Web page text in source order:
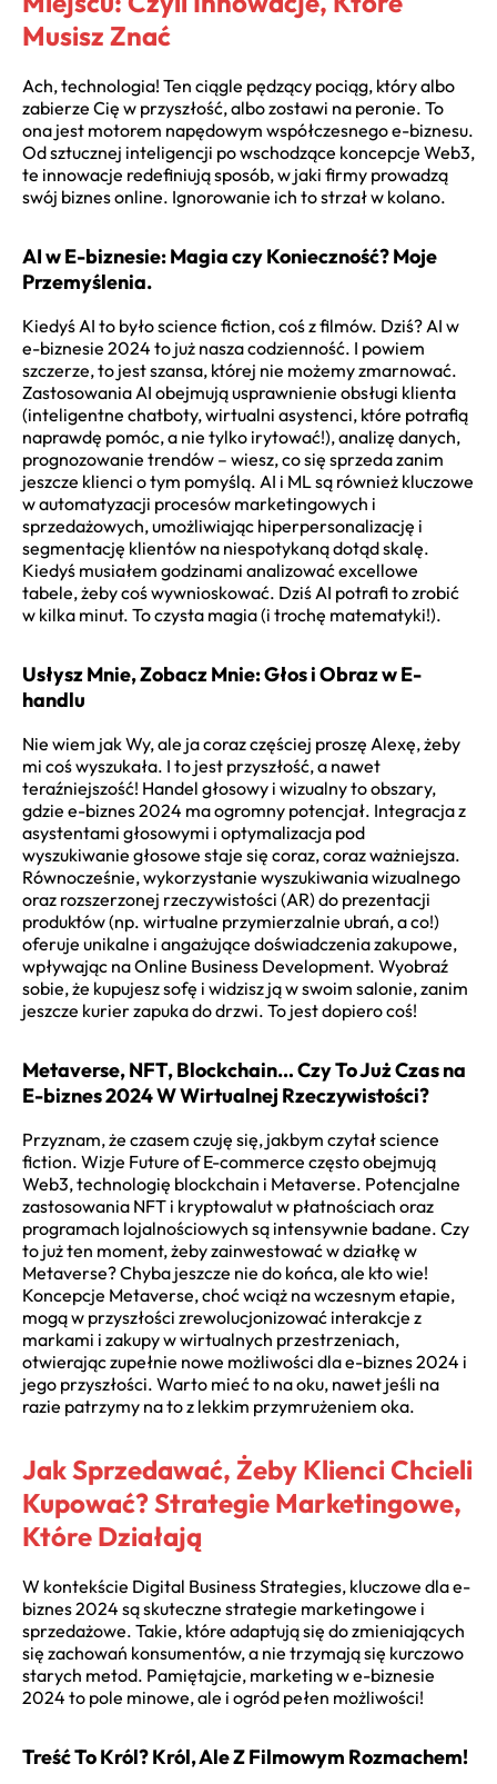
Musisz Znać
Ach, technologia! Ten ciągle pędzący pociąg, który albo
zabierze Cię w przyszłość, albo zostawi na peronie. To
ona jest motorem napędowym współczesnego e-biznesu.
Od sztucznej inteligencji po wschodzące koncepcje Web3,
te innowacje redefiniują sposób, w jaki firmy prowadzą
swój biznes online. Ignorowanie ich to strzał w kolano.
AI w E-biznesie: Magia czy Konieczność? Moje
Przemyślenia.
Kiedyś AI to było science fiction, coś z filmów. Dziś? AI w
e-biznesie 2024 to już nasza codzienność. I powiem
szczerze, to jest szansa, której nie możemy zmarnować.
Zastosowania AI obejmują usprawnienie obsługi klienta
(inteligentne chatboty, wirtualni asystenci, które potrafią
naprawdę pomóc, a nie tylko irytować!), analizę danych,
prognozowanie trendów – wiesz, co się sprzeda zanim
jeszcze klienci o tym pomyślą. AI i ML są również kluczowe
w automatyzacji procesów marketingowych i
sprzedażowych, umożliwiając hiperpersonalizację i
segmentację klientów na niespotykaną dotąd skalę.
Kiedyś musiałem godzinami analizować excellowe
tabele, żeby coś wywnioskować. Dziś AI potrafi to zrobić
w kilka minut. To czysta magia (i trochę matematyki!).
Usłysz Mnie, Zobacz Mnie: Głos i Obraz w E-
handlu
Nie wiem jak Wy, ale ja coraz częściej proszę Alexę, żeby
mi coś wyszukała. I to jest przyszłość, a nawet
teraźniejszość! Handel głosowy i wizualny to obszary,
gdzie e-biznes 2024 ma ogromny potencjał. Integracja z
asystentami głosowymi i optymalizacja pod
wyszukiwanie głosowe staje się coraz, coraz ważniejsza.
Równocześnie, wykorzystanie wyszukiwania wizualnego
oraz rozszerzonej rzeczywistości (AR) do prezentacji
produktów (np. wirtualne przymierzalnie ubrań, a co!)
oferuje unikalne i angażujące doświadczenia zakupowe,
wpływając na Online Business Development. Wyobraź
sobie, że kupujesz sofę i widzisz ją w swoim salonie, zanim
jeszcze kurier zapuka do drzwi. To jest dopiero coś!
Metaverse, NFT, Blockchain… Czy To Już Czas na
E-biznes 2024 W Wirtualnej Rzeczywistości?
Przyznam, że czasem czuję się, jakbym czytał science
fiction. Wizje Future of E-commerce często obejmują
Web3, technologię blockchain i Metaverse. Potencjalne
zastosowania NFT i kryptowalut w płatnościach oraz
programach lojalnościowych są intensywnie badane. Czy
to już ten moment, żeby zainwestować w działkę w
Metaverse? Chyba jeszcze nie do końca, ale kto wie!
Koncepcje Metaverse, choć wciąż na wczesnym etapie,
mogą w przyszłości zrewolucjonizować interakcje z
markami i zakupy w wirtualnych przestrzeniach,
otwierając zupełnie nowe możliwości dlae-biznes 2024 i
jego przyszłości. Warto mieć to na oku, nawet jeśli na
razie patrzymy na to z lekkim przymrużeniem oka.
Jak Sprzedawać, Żeby Klienci Chcieli
Kupować? Strategie Marketingowe,
Które Działają
W kontekście Digital Business Strategies, kluczowe dlae-
biznes 2024 są skuteczne strategie marketingowe i
sprzedażowe. Takie, które adaptują się do zmieniających
się zachowań konsumentów, a nie trzymają się kurczowo
starych metod. Pamiętajcie, marketing w e-biznesie
2024 to pole minowe, ale i ogród pełen możliwości!
Treść To Król? Król, Ale Z Filmowym Rozmachem!